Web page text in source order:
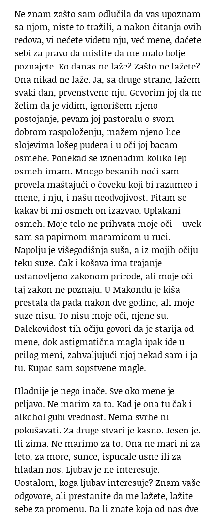
Ne znam zašto sam odlučila da vas upoznam
sa njom, niste to tražili, a nakon čitanja ovih
redova, vi nećete videtu nju, već mene, daćete
sebi za pravo da mislite da me malo bolje
poznajete. Ko danas ne laže? Zašto ne lažete?
Ona nikad ne laže. Ja, sa druge strane, lažem
svaki dan, prvenstveno nju. Govorim joj da ne
želim da je vidim, ignorišem njeno
postojanje, pevam joj pastoralu o svom
dobrom raspoloženju, mažem njeno lice
slojevima lošeg pudera i u oči joj bacam
osmehe. Ponekad se iznenadim koliko lep
osmeh imam. Mnogo besanih noći sam
provela maštajući o čoveku koji bi razumeo i
mene, i nju, i našu neodvojivost. Pitam se
kakav bi mi osmeh on izazvao. Uplakani
osmeh. Moje telo ne prihvata moje oči – uvek
sam sa papirnom maramicom u ruci.
Napolju je višegodišnja suša, a iz mojih očiju
teku suze. Čak i košava ima trajanje
ustanovljeno zakonom prirode, ali moje oči
taj zakon ne poznaju. U Makondu je kiša
prestala da pada nakon dve godine, ali moje
suze nisu. To nisu moje oči, njene su.
Dalekovidost tih očiju govori da je starija od
mene, dok astigmatična magla ipak ide u
prilog meni, zahvaljujući njoj nekad sam i ja
tu. Kupac sam sopstvene magle.
Hladnije je nego inače. Sve oko mene je
prljavo. Ne marim za to. Kad je ona tu čak i
alkohol gubi vrednost. Nema svrhe ni
pokušavati. Za druge stvari je kasno. Jesen je.
Ili zima. Ne marimo za to. Ona ne mari ni za
leto, za more, sunce, ispucale usne ili za
hladan nos. Ljubav je ne interesuje.
Uostalom, koga ljubav interesuje? Znam vaše
odgovore, ali prestanite da me lažete, lažite
sebe za promenu. Da li znate koja od nas dve